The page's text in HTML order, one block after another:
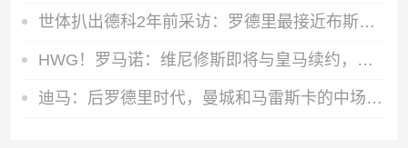
世体扒出德科2年前采访：罗德里最接近布斯克茨，但曼城不会卖他
HWG！罗马诺：维尼修斯即将与皇马续约，签下为期6年的全新合同
迪马：后罗德里时代，曼城和马雷斯卡的中场梦想人选已确定为恩佐